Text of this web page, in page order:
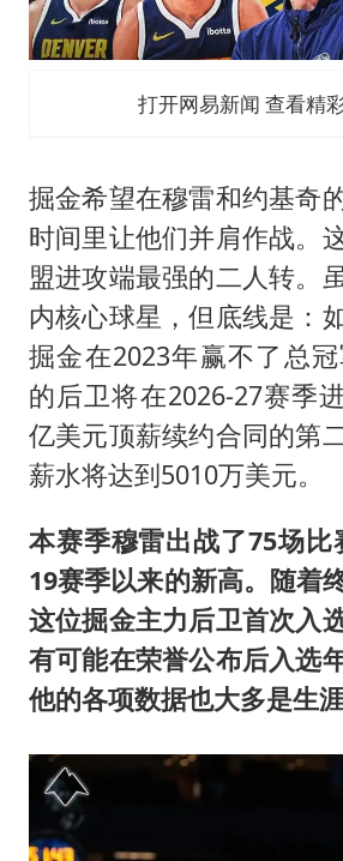
打开网易新闻 查看精
掘金希望在穆雷和约基奇
时间里让他们并肩作战。
盟进攻端最强的二人转。
内核心球星，但底线是：
掘金在2023年赢不了总
的后卫将在2026-27赛季
亿美元顶薪续约合同的第
薪水将达到5010万美元。
本赛季穆雷出战了75场比
19赛季以来的新高。随着
这位掘金主力后卫首次入
有可能在荣誉公布后入选
他的各项数据也大多是生涯